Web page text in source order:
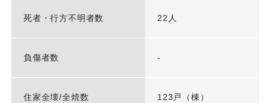
死者・行方不明者数 22人
負傷者数 -
住家全壊/全焼数 123戸（棟）